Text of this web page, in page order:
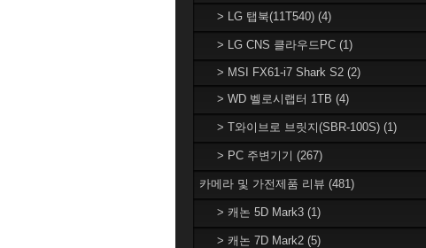
> LG 탭북(11T540) (4)
> LG CNS 클라우드PC (1)
> MSI FX61-i7 Shark S2 (2)
> WD 벨로시랩터 1TB (4)
> T와이브로 브릿지(SBR-100S) (1)
> PC 주변기기 (267)
카메라 및 가전제품 리뷰 (481)
> 캐논 5D Mark3 (1)
> 캐논 7D Mark2 (5)